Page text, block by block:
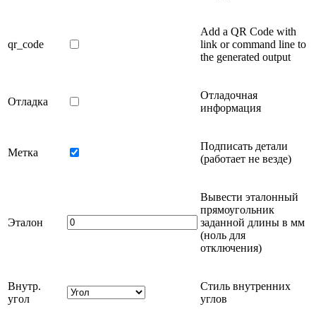
qr_code
Add a QR Code with
link or command line to
the generated output
Отладка
Отладочная
информация
Метка
Подписать детали
(работает не везде)
Эталон
Вывести эталонный
прямоугольник
заданной длины в мм
(ноль для
отключения)
Внутр.
угол
Стиль внутренних
углов